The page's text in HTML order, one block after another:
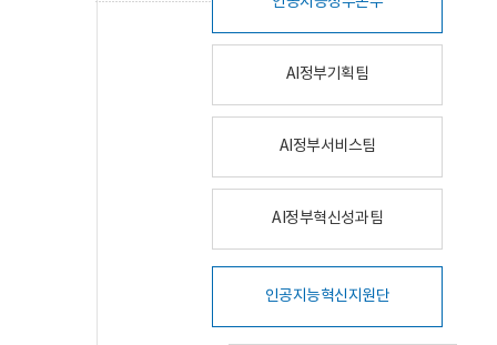
AI정부기획팀
AI정부서비스팀
AI정부혁신성과팀
인공지능혁신지원단